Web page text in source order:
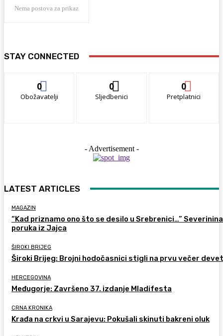
Nema postova za prikaz
STAY CONNECTED
0
Obožavatelji
0
Sljedbenici
0
Pretplatnici
- Advertisement -
LATEST ARTICLES
MAGAZIN
“Kad priznamo ono što se desilo u Srebrenici…” Severinina
poruka iz Jajca
ŠIROKI BRIJEG
Široki Brijeg: Brojni hodočasnici stigli na prvu večer
HERCEGOVINA
Međugorje: Završeno 37. izdanje Mladifesta
CRNA KRONIKA
Krađa na crkvi u Sarajevu: Pokušali skinuti bakreni oluk